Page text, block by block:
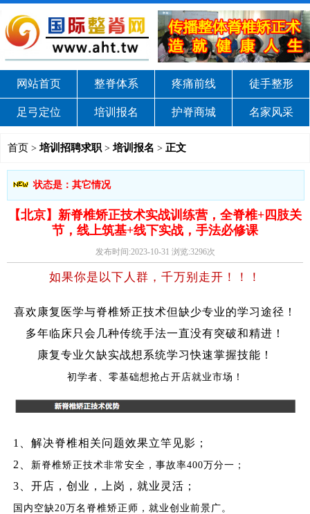
网站首页 整脊体系 疼痛前线 徒手整形
足弓定位 培训报名 护脊商城 名家风采
首页 > 培训招聘求职 > 培训报名 > 正文
状态是：其它情况
【北京】新脊椎矫正技术实战训练营，全脊椎+四肢关
节，线上筑基+线下实战，手法必修课
发布时间:2023-10-31 浏览:3296次
如果你是以下人群，千万别走开！！！
喜欢康复医学与脊椎矫正技术但缺少专业的学习途径！
多年临床只会几种传统手法一直没有突破和精进！
康复专业欠缺实战想系统学习快速掌握技能！
初学者、零基础想抢占开店就业市场！
1、 解决脊椎相关问题效果立竿见影；
2、
新脊椎矫正技术非常安全，事故率400万分一；
3、 开店，创业，上岗，就业灵活；
国内空缺20万名脊椎矫正师，就业创业前景广。